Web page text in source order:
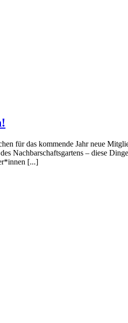
für das kommende Jahr neue
Nachbarschaftsgartens – diese
[...]